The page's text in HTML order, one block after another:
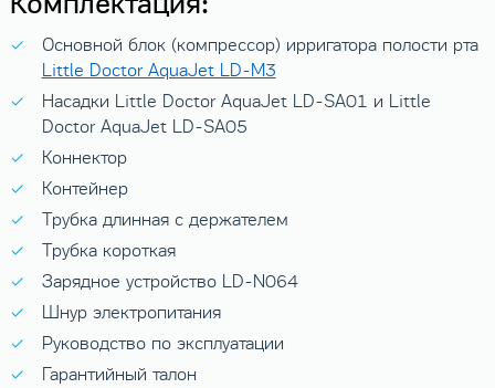
Основной блок (компрессор) ирригатора полости рта
Little Doctor AquaJet LD-M3
Насадки Little Doctor AquaJet LD-SA01 и Little
Doctor AquaJet LD-SA05
Коннектор
Контейнер
Трубка длинная с держателем
Трубка короткая
Зарядное устройство LD-N064
Шнур электропитания
Руководство по эксплуатации
Гарантийный талон